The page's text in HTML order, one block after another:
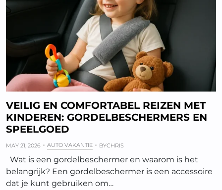
VEILIG EN COMFORTABEL REIZEN MET
KINDEREN: GORDELBESCHERMERS EN
SPEELGOED
MAY 21, 2026 AUTO VAKANTIE BYCHRIS
Wat is een gordelbeschermer en waarom is het
belangrijk? Een gordelbeschermer is een accessoire
dat je kunt gebruiken om…